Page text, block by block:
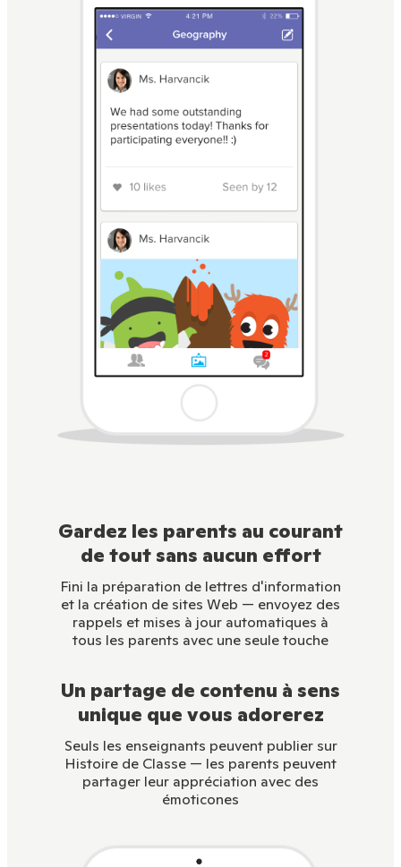
Gardez les parents au courant
de tout sans aucun effort
Fini la préparation de lettres d'information
et la création de sites Web — envoyez des
rappels et mises à jour automatiques à
tous les parents avec une seule touche
Un partage de contenu à sens
unique que vous adorerez
Seuls les enseignants peuvent publier sur
Histoire de Classe — les parents peuvent
partager leur appréciation avec des
émoticones